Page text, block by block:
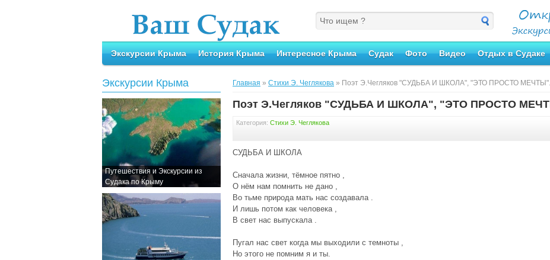
Экскурсии Крыма История Крыма Интересное Крыма Судак Фото Видео Отдых в Судаке
Экскурсии Крыма
Путешествия и Экскурсии из
Судака по Крыму
Главная » Стихи Э. Чеглякова » Поэт Э.Чегляков "СУДЬБА И ШКОЛА", "ЭТО ПРОСТО МЕЧТЫ".
Поэт Э.Чегляков "СУДЬБА И ШКОЛА", "ЭТО ПРОСТО
Категория: Стихи Э. Чеглякова
СУДЬБА И ШКОЛА
Сначала жизни, тёмное пятно ,
О нём нам помнить не дано ,
Во тьме природа мать нас создавала .
И лишь потом как человека ,
В свет нас выпускала .
Пугал нас свет когда мы выходили с темноты ,
Но этого не помним я и ты.